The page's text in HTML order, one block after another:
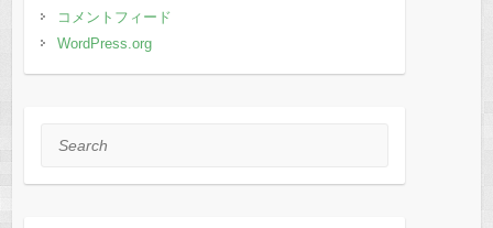
コメントフィード
WordPress.org
Search